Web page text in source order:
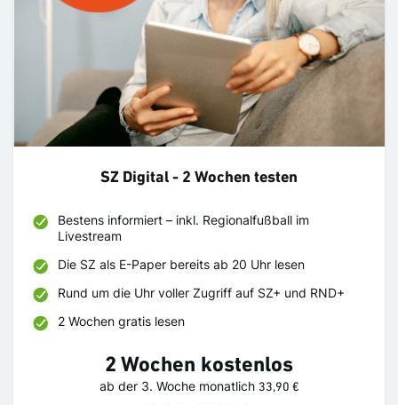
SZ Digital - 2 Wochen testen
Bestens informiert – inkl. Regionalfußball im
Livestream
Die SZ als E-Paper bereits ab 20 Uhr lesen
Rund um die Uhr voller Zugriff auf SZ+ und RND+
2 Wochen gratis lesen
2 Wochen kostenlos
ab der 3. Woche monatlich 33,90 €